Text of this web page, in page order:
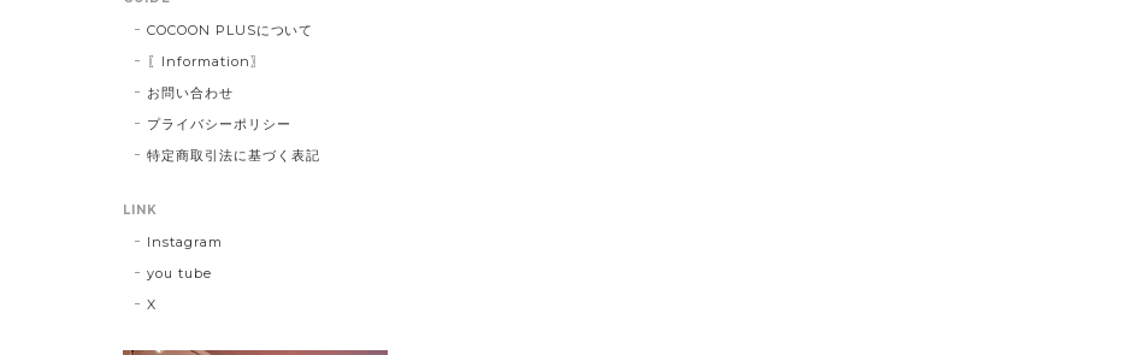
COCOON PLUSについて
〖Information〗
お問い合わせ
プライバシーポリシー
特定商取引法に基づく表記
LINK
Instagram
you tube
X